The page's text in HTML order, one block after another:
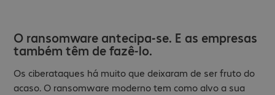
O ransomware antecipa-se. E as empresas
também têm de fazê-lo.
Os ciberataques há muito que deixaram de ser fruto do
acaso. O ransomware moderno tem como alvo a sua